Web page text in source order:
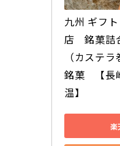
九州 ギフ
店　銘菓詰
（カステ
銘菓　【長
温】
楽